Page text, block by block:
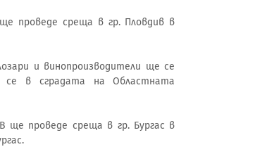
проведе среща в гр. Пловдив в
и винопроизводители ще се
се в сградата на Областната
ще проведе среща в гр. Бургас в